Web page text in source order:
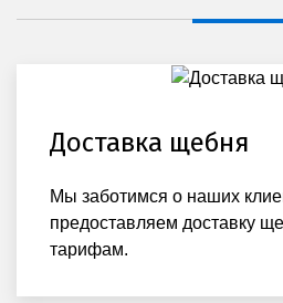
Доставка щебня
Мы заботимся о наших
предоставляем доставку
тарифам.